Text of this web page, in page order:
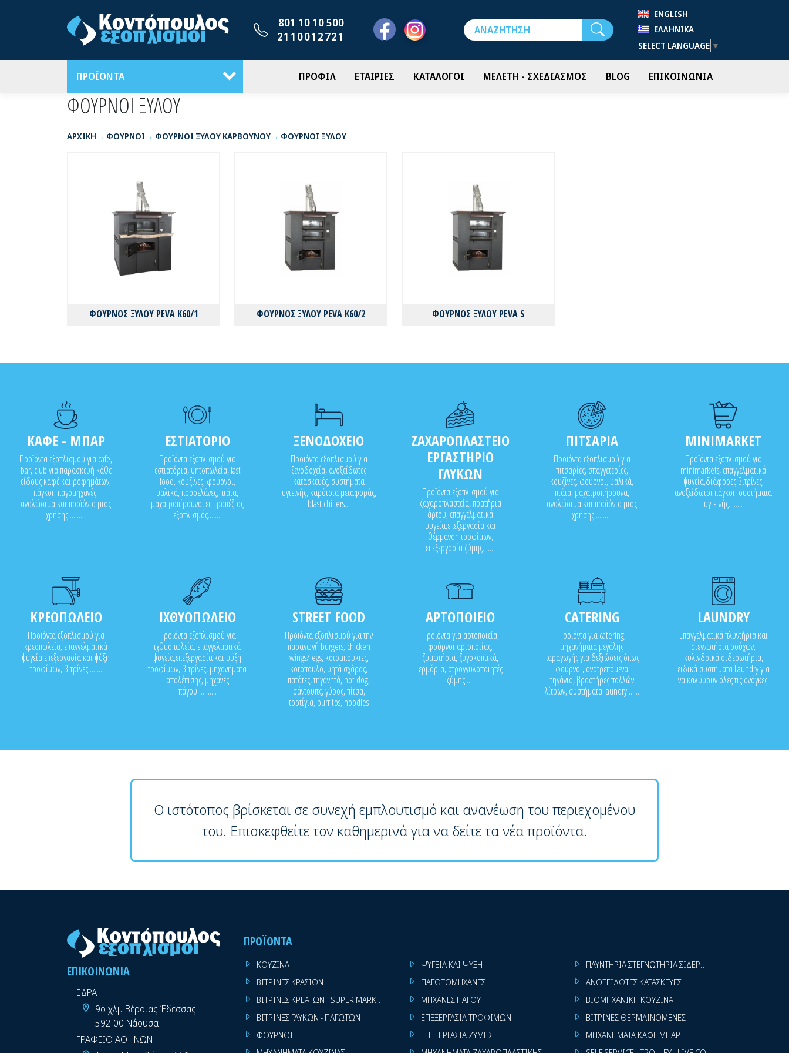
801 10 10 500
2110012721
ENGLISH
ΕΛΛΗΝΙΚΆ
SELECT LANGUAGE ▼
ΠΡΟΪΟΝΤΑ ΠΡΟΦΙΛ ΕΤΑΙΡΙΕΣ ΚΑΤΑΛΟΓΟΙ ΜΕΛΕΤΗ - ΣΧΕΔΙΑΣΜΟΣ BLOG ΕΠΙΚΟΙΝΩΝΙΑ
ΦΟΥΡΝΟΙ ΞΥΛΟΥ
ΑΡΧΙΚΉ ΦΟΥΡΝΟΙ ΦΟΥΡΝΟΙ ΞΥΛΟΥ ΚΑΡΒΟΥΝΟΥ ΦΟΥΡΝΟΙ ΞΥΛΟΥ
ΦΟΥΡΝΟΣ ΞΥΛΟΥ PEVA K60/1 ΦΟΥΡΝΟΣ ΞΥΛΟΥ PEVA K60/2 ΦΟΥΡΝΟΣ ΞΥΛΟΥ PEVA S
ΚΑΦΕ - ΜΠΑΡ
Προϊόντα εξοπλισμού για cafe,
bar, club για παρασκευή κάθε
είδους καφέ και ροφημάτων,
πάγκοι, παγομηχανές,
αναλώσιμα και προϊόντα μιας
χρήσης..........
ΕΣΤΙΑΤΟΡΙΟ
Προϊόντα εξοπλισμού για
εστιατόρια, ψητοπωλεία, fast
food, κουζίνες, φούρνοι,
υαλικά, πορσελάνες, πιάτα,
μαχαιροπίρουνα, επιτραπέζιος
εξοπλισμός........
ΞΕΝΟΔΟΧΕΙΟ
Προϊόντα εξοπλισμού για
ξενοδοχεία, ανοξείδωτες
κατασκευές, συστήματα
υγιεινής, καρότσια μεταφοράς,
blast chillers...
ΖΑΧΑΡΟΠΛΑΣΤΕΙΟ
ΕΡΓΑΣΤΗΡΙΟ
ΓΛΥΚΩΝ
Προϊόντα εξοπλισμού για
ζαχαροπλαστεία, πρατήρια
άρτου, επαγγελματικά
ψυγεία,επεξεργασία και
θέρμανση τροφίμων,
επεξεργασία ζύμης.......
ΠΙΤΣΑΡΙΑ
Προϊόντα εξοπλισμού για
πιτσαρίες, σπαγγετερίες,
κουζίνες, φούρνοι, υαλικά,
πιάτα, μαχαιροπήρουνα,
αναλώσιμα και προϊόντα μιας
χρήσης..........
MINIMARKET
Προϊόντα εξοπλισμού για
minimarkets, επαγγελματικά
ψυγεία,διάφορες βιτρίνες,
ανοξείδωτοι πάγκοι, συστήματα
υγιεινής........
ΚΡΕΟΠΩΛΕΙΟ
Προϊόντα εξοπλισμού για
κρεοπωλεία, επαγγελματικά
ψυγεία,επεξεργασία και ψύξη
τροφίμων, βιτρίνες........
ΙΧΘΥΟΠΩΛΕΙΟ
Προϊόντα εξοπλισμού για
ιχθυοπωλεία, επαγγελματικά
ψυγεία,επεξεργασία και ψύξη
τροφίμων, βιτρίνες, μηχανήματα
απολέπισης, μηχανές
πάγου...........
STREET FOOD
Προϊόντα εξοπλισμού για την
παραγωγή burgers, chicken
wings/legs, κοτομπουκιές,
κοτόπουλο, ψητά σχάρας,
πατάτες, τηγανητά, hot dog,
σάντουϊτς, γύρος, πίτσα,
τορτίγια, burritos, noodles
ΑΡΤΟΠΟΙΕΙΟ
Προϊόντα για αρτοποιεία,
φούρνοι αρτοποιίας,
ζυμωτήρια, ζυγοκοπτικά,
ερμάρια, στρογγυλοποιητές
ζύμης.....
CATERING
Προϊόντα για catering,
μηχανήματα μεγάλης
παραγωγής για δεξιώσεις όπως
φούρνοι, ανατρεπόμενα
τηγάνια, βραστήρες πολλών
λίτρων, συστήματα laundry.......
LAUNDRY
Επαγγελματικά πλυντήρια και
στεγνωτήρια ρούχων,
κυλινδρικά σιδερωτήρια,
ειδικά συστήματα Laundry για
να καλύψουν όλες τις ανάγκες.
Ο ιστότοπος βρίσκεται σε συνεχή εμπλουτισμό και ανανέωση του περιεχομένου
του. Επισκεφθείτε τον καθημερινά για να δείτε τα νέα προϊόντα.
ΕΠΙΚΟΙΝΩΝΊΑ
ΕΔΡΑ
9ο χλμ Βέροιας-Έδεσσας
592 00 Νάουσα
ΓΡΑΦΕΙΟ ΑΘΗΝΩΝ
ΠΡΟΪΌΝΤΑ
ΚΟΥΖΙΝΑ
ΒΙΤΡΙΝΕΣ ΚΡΑΣΙΩΝ
ΒΙΤΡΙΝΕΣ ΚΡΕΑΤΩΝ - SUPER MARKET
ΒΙΤΡΙΝΕΣ ΓΛΥΚΩΝ - ΠΑΓΩΤΩΝ
ΦΟΥΡΝΟΙ
ΨΥΓΕΙΑ ΚΑΙ ΨΥΞΗ
ΠΑΓΩΤΟΜΗΧΑΝΕΣ
ΜΗΧΑΝΕΣ ΠΑΓΟΥ
ΕΠΕΞΕΡΓΑΣΙΑ ΤΡΟΦΙΜΩΝ
ΕΠΕΞΕΡΓΑΣΙΑ ΖΥΜΗΣ
ΠΛΥΝΤΗΡΙΑ ΣΤΕΓΝΩΤΗΡΙΑ ΣΙΔΕΡΩΤΗΡΙΑ ΡΟΥΧΩΝ
ΑΝΟΞΕΙΔΩΤΕΣ ΚΑΤΑΣΚΕΥΕΣ
ΒΙΟΜΗΧΑΝΙΚΗ ΚΟΥΖΙΝΑ
ΒΙΤΡΙΝΕΣ ΘΕΡΜΑΙΝΟΜΕΝΕΣ
ΜΗΧΑΝΗΜΑΤΑ ΚΑΦΕ ΜΠΑΡ